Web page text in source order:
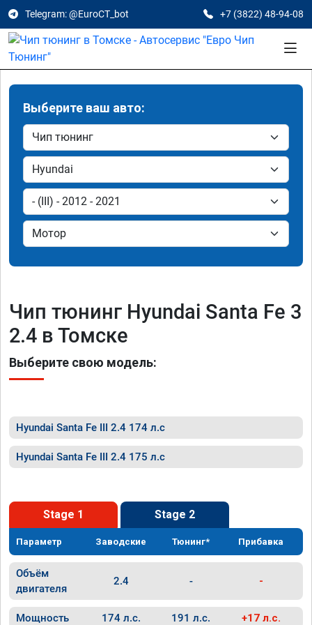
Telegram: @EuroCT_bot +7 (3822) 48-94-08
Выберите ваш авто:
Чип тюнинг Hyundai Santa Fe 3
2.4 в Томске
Выберите свою модель:
Hyundai Santa Fe III 2.4 174 л.с
Hyundai Santa Fe III 2.4 175 л.с
Stage 1 Stage 2
Параметр Заводские Тюнинг* Прибавка
Объём
двигателя
2.4 - -
Мощность 174 л.с. 191 л.с. +17 л.с.